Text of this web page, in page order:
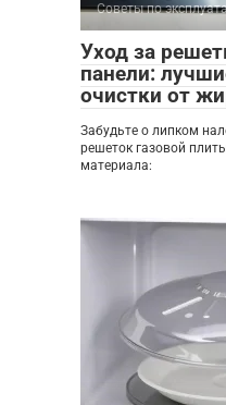
Советы по
Уход за
панели:
очистки от
Забудьте о липком
решеток газовой
материала: